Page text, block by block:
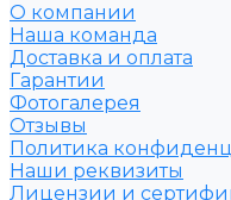
О компании
Наша команда
Доставка и оплата
Гарантии
Фотогалерея
Отзывы
Политика
Наши реквизиты
Лицензии и